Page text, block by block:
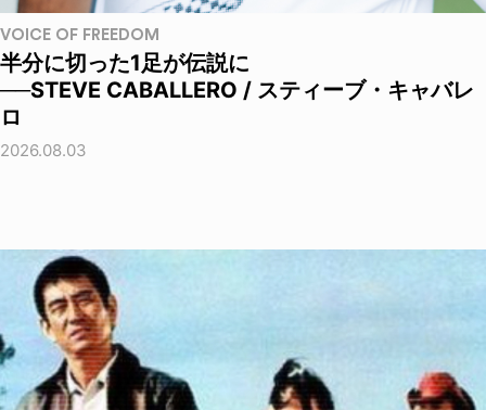
VOICE OF FREEDOM
半分に切った1足が伝説に
──STEVE CABALLERO / スティーブ・キャバレ
ロ
2026.08.03